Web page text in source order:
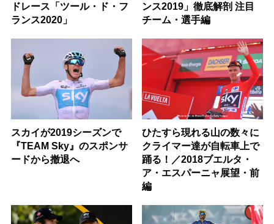
ドレース「ツール・ド・フ
ランス2020」
ンス2019」徹底解剖 注目
チーム・選手編
スカイが2019シーズンで
『TEAM Sky』のスポンサ
ードから撤退へ
ひたすら現れる山の数々に
クライマー達が自転車上で
踊る！／2018ブエルタ・
ア・エスパーニャ展望・前
編